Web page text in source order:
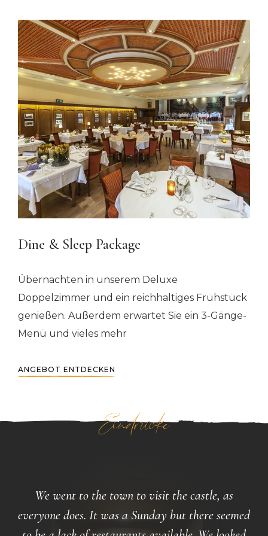
Dine & Sleep Package
Übernachten in unserem Deluxe
Doppelzimmer und ein reichhaltiges Frühstück
genießen. Außerdem erwartet Sie ein 3-Gänge-
Menü und vieles mehr
ANGEBOT ENTDECKEN
Eindrücke
We went to the town to visit the castle, as
everyone does. It was a Sunday but there seemed